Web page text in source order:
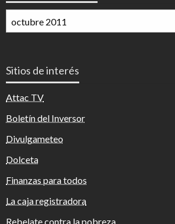
mensuales
Sitios de interés
Attac TV
Boletín del Inversor
Divulgameteo
Dolceta
Finanzas para todos
La caja registradora
Rebelate contra la pobreza